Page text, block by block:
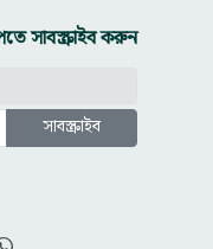
সাবস্ক্রাইব করুন